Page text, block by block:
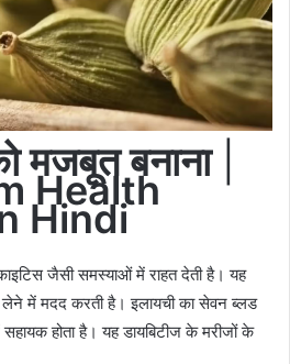
मजबूत बनाना|
Health
Hindi
जैसी समस्याओं में राहत देती है। यह
में मदद करती है। इलायची का सेवन ब्लड
होता है। यह डायबिटीज के मरीजों के